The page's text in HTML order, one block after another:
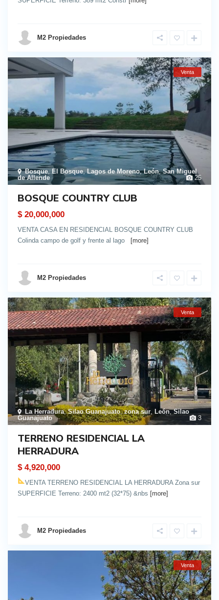
M2 Propiedades
25
Bosque, El Bosque,Lagos de Moreno,León,San Miguel
de Allende
Venta
BOSQUE COUNTRY CLUB
$ 20,000,000
VENTA CASA EN RESIDENCIAL BOSQUE COUNTRY CLUB
Colinda campo de golf y frente al lago
[more]
M2 Propiedades
3
La Herradura,Silao Guanajuato,zona sur, León,Silao
Guanajuato
Venta
TERRENO RESIDENCIAL LA
HERRADURA
$ 4,920,000
VENTA TERRENO RESIDENCIAL LA HERRADURA Zona sur
SUPERFICIE Terreno: 2400 mt2 (32*75) &nbs [more]
M2 Propiedades
Venta